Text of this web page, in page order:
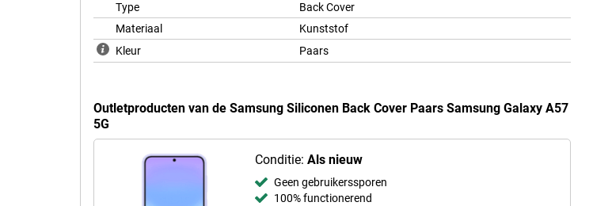
Type
Back Cover
Materiaal
Kunststof
Kleur
Paars
Outletproducten van de Samsung Siliconen Back Cover Paars Samsung Galaxy A57
5G
Conditie: Als nieuw
Geen gebruikerssporen
100% functionerend